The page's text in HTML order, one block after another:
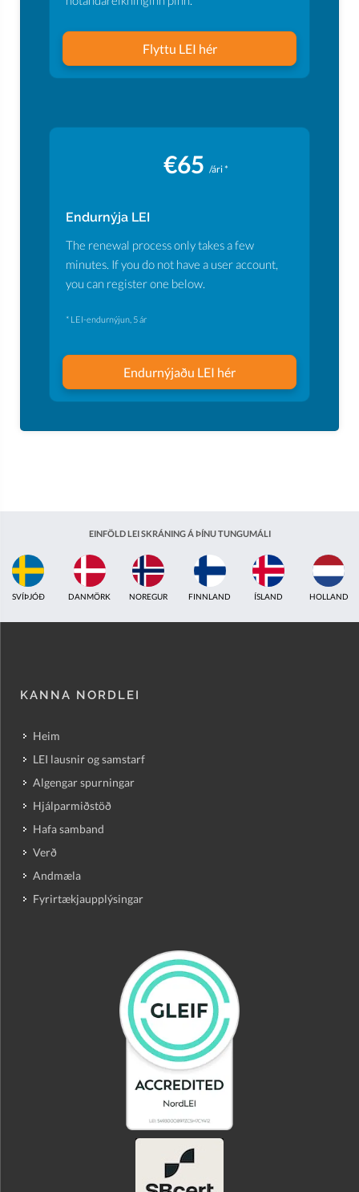
Flyttu LEI hér
€65 /ári *
Endurnýja LEI
The renewal process only takes a few
minutes. If you do not have a user account,
you can register one below.
* LEI-endurnýjun, 5 ár
Endurnýjaðu LEI hér
EINFÖLD LEI SKRÁNING Á ÞÍNU TUNGUMÁLI
ÍSLAND HOLLAND BRETLAND INDLAND EISTLAND ÁSTRALÍA
KANNA NORDLEI
Heim
LEI lausnir og samstarf
Algengar spurningar
Hjálparmiðstöð
Hafa samband
Verð
Andmæla
Fyrirtækjaupplýsingar